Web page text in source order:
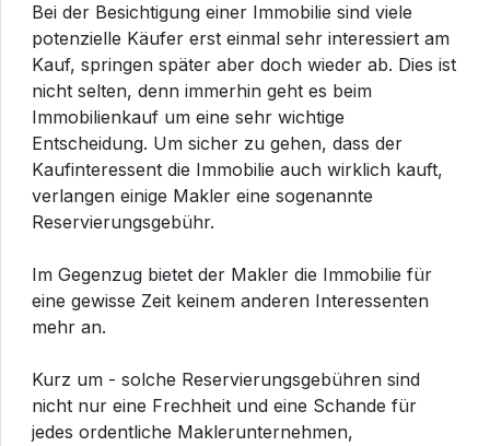
Bei der Besichtigung einer Immobilie sind viele
potenzielle Käufer erst einmal sehr interessiert am
Kauf, springen später aber doch wieder ab. Dies ist
nicht selten, denn immerhin geht es beim
Immobilienkauf um eine sehr wichtige
Entscheidung. Um sicher zu gehen, dass der
Kaufinteressent die Immobilie auch wirklich kauft,
verlangen einige Makler eine sogenannte
Reservierungsgebühr.
Im Gegenzug bietet der Makler die Immobilie für
eine gewisse Zeit keinem anderen Interessenten
mehr an.
Kurz um - solche Reservierungsgebühren sind
nicht nur eine Frechheit und eine Schande für
jedes ordentliche Maklerunternehmen,